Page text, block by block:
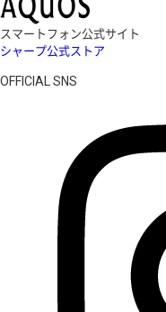
スマートフォン公式サイト
シャープ公式ストア
OFFICIAL SNS